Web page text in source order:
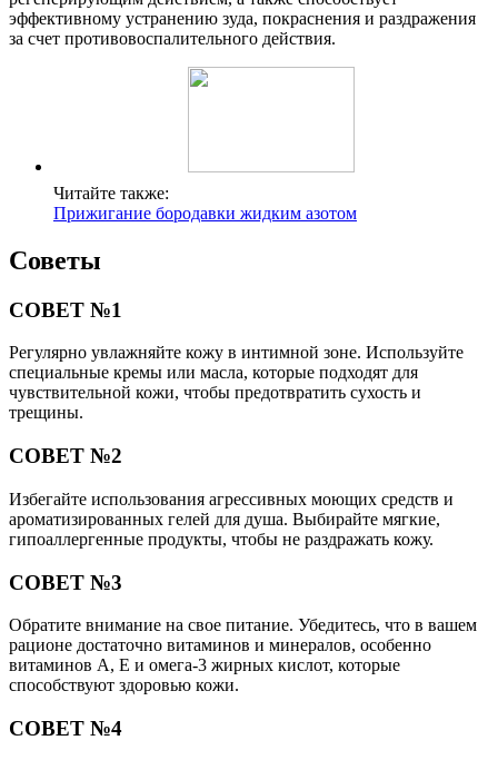
эффективному устранению зуда, покраснения и раздражения
за счет противовоспалительного действия.
Читайте также:
Прижигание бородавки жидким азотом
Советы
СОВЕТ №1
Регулярно увлажняйте кожу в интимной зоне. Используйте
специальные кремы или масла, которые подходят для
чувствительной кожи, чтобы предотвратить сухость и
трещины.
СОВЕТ №2
Избегайте использования агрессивных моющих средств и
ароматизированных гелей для душа. Выбирайте мягкие,
гипоаллергенные продукты, чтобы не раздражать кожу.
СОВЕТ №3
Обратите внимание на свое питание. Убедитесь, что в вашем
рационе достаточно витаминов и минералов, особенно
витаминов A, E и омега-3 жирных кислот, которые
способствуют здоровью кожи.
СОВЕТ №4